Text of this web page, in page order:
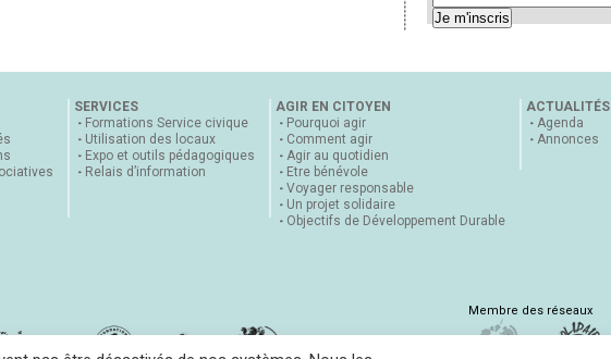
SERVICES
Formations Service civique
Utilisation des locaux
Expo et outils pédagogiques
Relais d’information
AGIR EN CITOYEN
Pourquoi agir
Comment agir
Agir au quotidien
Etre bénévole
Voyager responsable
Un projet solidaire
Objectifs de Développement Durable
ACTUALITÉS
Agenda
Annonces
Membre des réseaux